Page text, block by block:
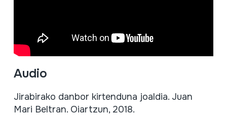
Audio
Jirabirako danbor kirtenduna joaldia. Juan
Mari Beltran. Oiartzun, 2018.